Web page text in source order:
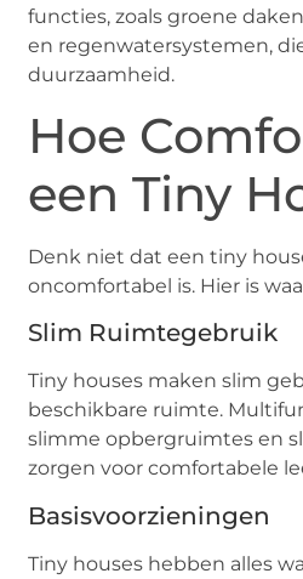
functies, zoals groene
en regenwatersystemen,
duurzaamheid.
Hoe
een Tiny
Denk niet dat een tiny
oncomfortabel is. Hier is
Slim Ruimtegebruik
Tiny houses maken slim
beschikbare ruimte.
slimme opbergruimtes en
zorgen voor comfortabele
Basisvoorzieningen
Tiny houses hebben alles